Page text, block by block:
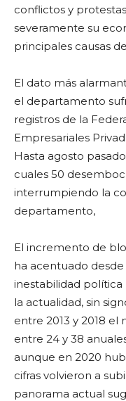
conflictos y
severamente su
principales causas
El dato más
el departamento
registros de la
Empresariales
Hasta agosto
cuales 50
interrumpiendo la
departamento,
El incremento de
ha acentuado
inestabilidad política
la actualidad, sin
entre 2013 y 2018
entre 24 y 38
aunque en 2020
cifras volvieron a
panorama actual